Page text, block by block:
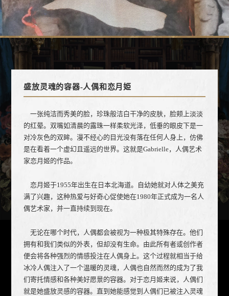
盛放灵魂的容器-人偶和恋月姫
一张纯洁而秀美的脸，珍珠般洁白干净的皮肤，脸颊上淡淡
的红晕。双嘴如清晨的露珠一样柔软光泽，低垂的眼皮下是一
对冷灰色的双眸。漫不经心的目光没有落在任何人身上，仿佛
是在看着一个虚幻且遥远的世界。这就是Gabrielle，人偶艺术
家恋月姬的作品。
恋月姬于1955年出生在日本北海道。自幼她就对人体之美充
满了兴趣，这种热爱与好奇心促使她在1980年正式成为一名人
偶艺术家，并一直持续到现在。
无论在哪个时代，人偶都会被视为一种极其特殊存在。他们
拥有和我们类似的外表，但却没有生命。由此所有者或创作者
便会将各种强烈的情感投注在人偶身上。这个过程就相当于给
冰冷人偶注入了一个温暖的灵魂，人偶也自然而然的成为了我
们寄托情感和各种美好愿景的容器。对于恋月姬来说，人偶们
就是她盛放灵感的容器。直到她能感觉到人偶们已被注入灵魂